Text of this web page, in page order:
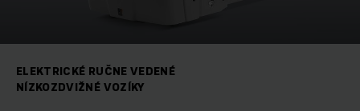
ELEKTRICKÉ RUČNE VEDENÉ
NÍZKOZDVIŽNÉ VOZÍKY